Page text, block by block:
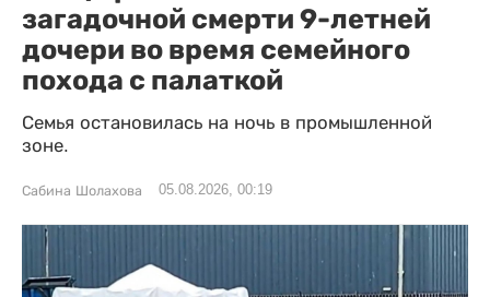
загадочной смерти 9-летней
дочери во время семейного
похода с палаткой
Семья остановилась на ночь в промышленной
зоне.
Сабина Шолахова 05.08.2026, 00:19